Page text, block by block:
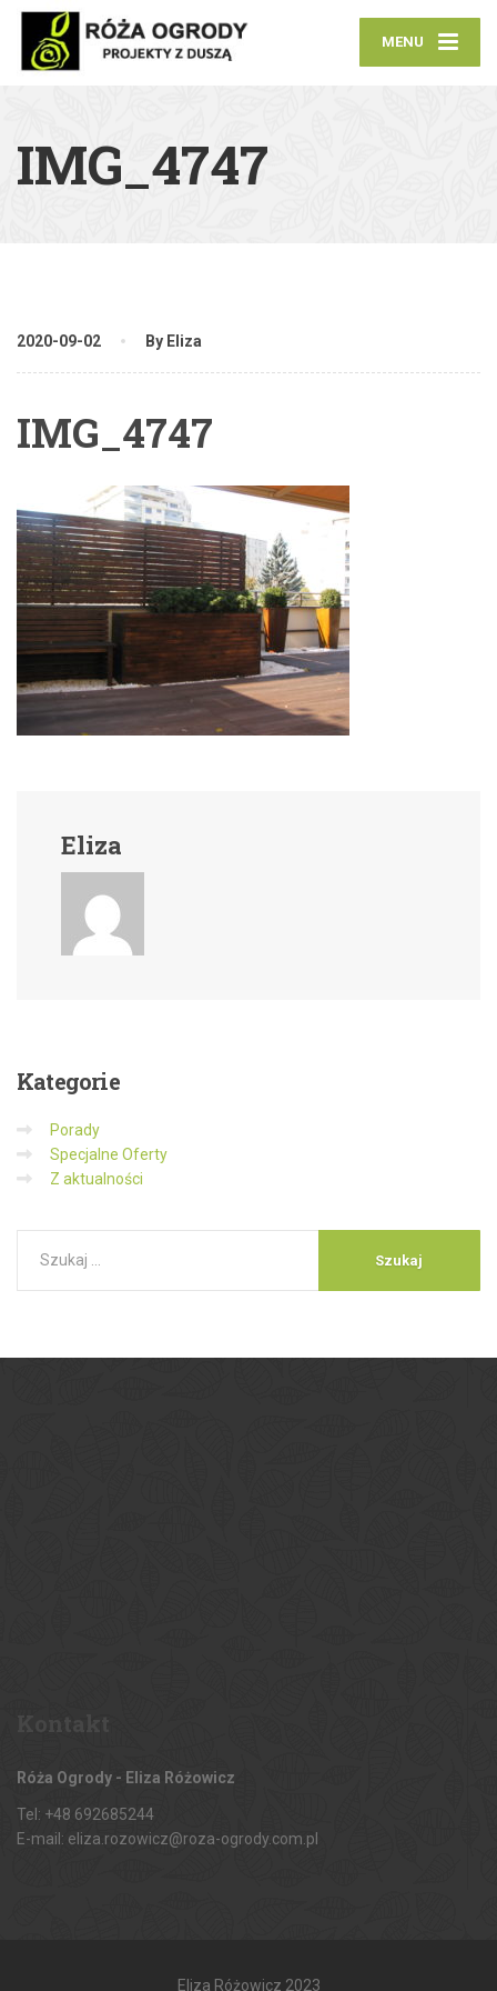
MENU
IMG_4747
2020-09-02 By Eliza
IMG_4747
Eliza
Kategorie
Porady
Specjalne Oferty
Z aktualności
Róża Ogrody - Eliza Różowicz
Tel: +48 692685244
E-mail: eliza.rozowicz@roza-ogrody.com.pl
Eliza Różowicz 2023